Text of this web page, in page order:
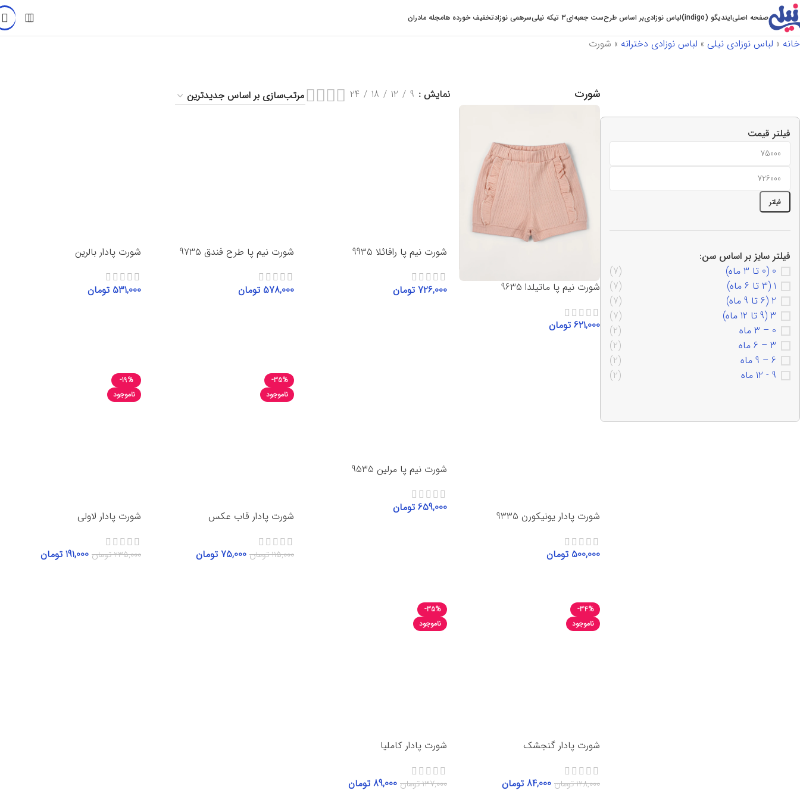
صفحه اصلیایندیگو (indigo) لباس نوزادیبر اساس طرحست جعبه‌ای3 تیکه نیلی سرهمی نوزادتخفیف خورده هامجله مادران
خانه » لباس نوزادی نیلی » لباس نوزادی دخترانه » شورت
فیلتر قیمت
فیلتر
فیلتر سایز بر اساس سن:
0 (0 تا 3 ماه)
(7)
1 (3 تا 6 ماه)
(7)
2 (6 تا 9 ماه)
(7)
3 (9 تا 12 ماه)
(7)
0 – 3 ماه
(2)
3 – 6 ماه
(2)
6 – 9 ماه
(2)
9 - 12 ماه
(2)
شورت نمایش 9
12
18
24
شورت نیم پا ماتیلدا 9635
621,000 تومان
شورت نیم پا رافائلا 9935
726,000 تومان
شورت نیم پا طرح فندق 9735
578,000 تومان
شورت پادار بالرین
531,000 تومان
شورت پادار یونیکورن 9335
500,000 تومان
شورت نیم پا مرلین 9535
659,000 تومان
-35%
ناموجود
شورت پادار قاب عکس
115,000تومان 75,000 تومان
-19%
ناموجود
شورت پادار لاولی
235,000تومان 191,000 تومان
-34%
ناموجود
شورت پادار گنجشک
128,000تومان 84,000 تومان
-35%
ناموجود
شورت پادار کاملیا
137,000تومان 89,000 تومان